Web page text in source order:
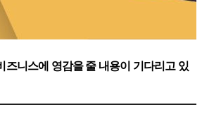
즈니스에 영감을 줄 내용이 기다리고 있